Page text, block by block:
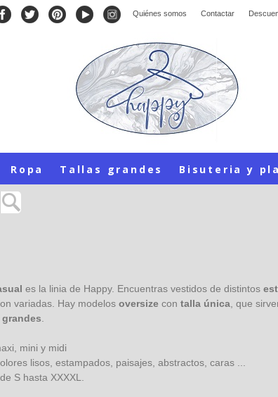
Quiénes somos Contactar
Ropa Tallas grandes Bisuteria y
es la linia de Happy. Encuentras vestidos de distintos
variadas. Hay modelos oversize con talla única , que
mini y midi
lisos, estampados, paisajes, abstractos, caras ...
S hasta XXXXL.